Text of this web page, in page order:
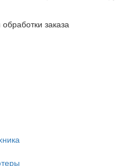
заказа